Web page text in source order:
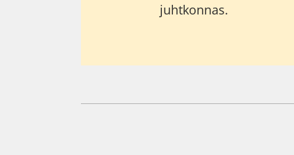
juhtkonnas.